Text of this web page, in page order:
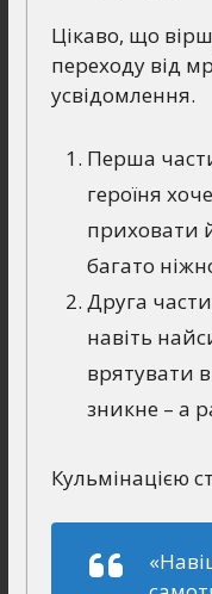
Цікаво, що
переходу від
усвідомлення.
Перша
героїня
приховати
багато
Друга
навіть
врятувати
зникне – а
Кульмінацією